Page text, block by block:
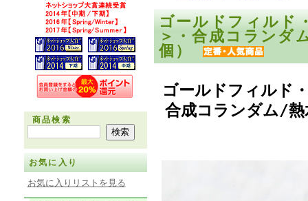
商品検索
お気に入り
お気に入りリストを見る
ゴールドフィルド
＞・合成コランダ
個）
ゴールドフィルド
合成コランダム/熱